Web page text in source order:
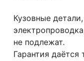
Кузовные
не подлежат.
Гарантия даётся